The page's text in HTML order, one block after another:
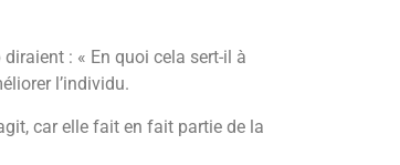
: « En quoi cela sert-il à
l’individu.
car elle fait en fait partie de la